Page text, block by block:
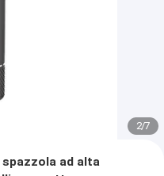
2/7
spazzola ad alta